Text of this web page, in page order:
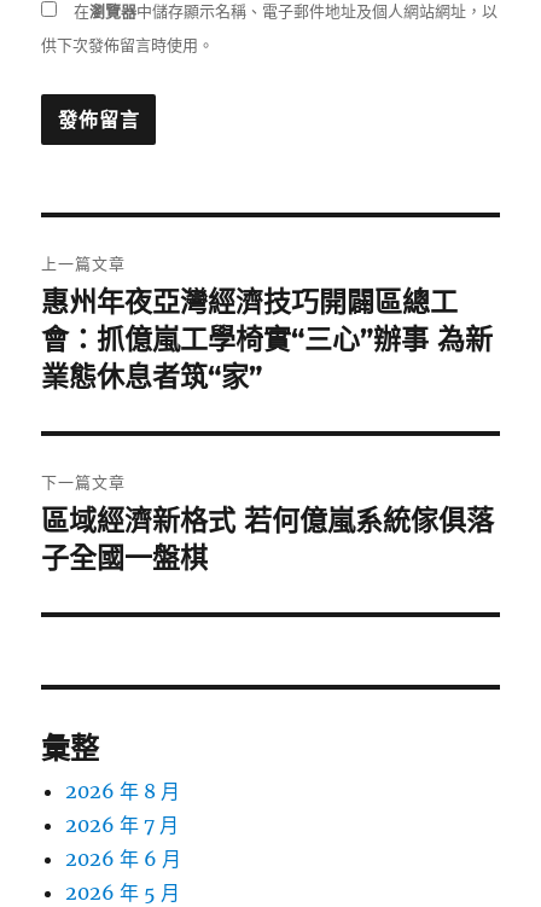
在瀏覽器中儲存顯示名稱、電子郵件地址及個人網站網址，以
供下次發佈留言時使用。
章
導
覽
上一篇文章
上
一
篇
章:
惠州年夜亞灣經濟技巧開闢區總工
會：抓億嵐工學椅實“三心”辦事 為新
業態休息者筑“家”
下一篇文章
下
一
文
區域經濟新格式 若何億嵐系統傢俱落
子全國一盤棋
彙整
2026 年 8 月
2026 年 7 月
2026 年 6 月
2026 年 5 月